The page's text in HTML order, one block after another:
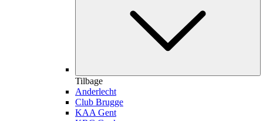
Tilbage
Anderlecht
Club Brugge
KAA Gent